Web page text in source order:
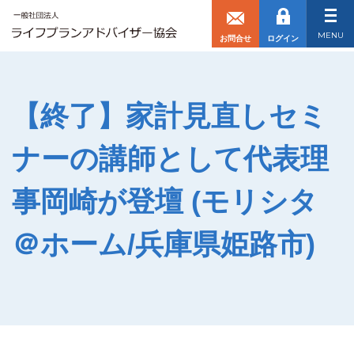
お問合せ ログイン
toggle
MENU
【終了】家計見直しセミ
ナーの講師として代表理
事岡崎が登壇 (モリシタ
＠ホーム/兵庫県姫路市)